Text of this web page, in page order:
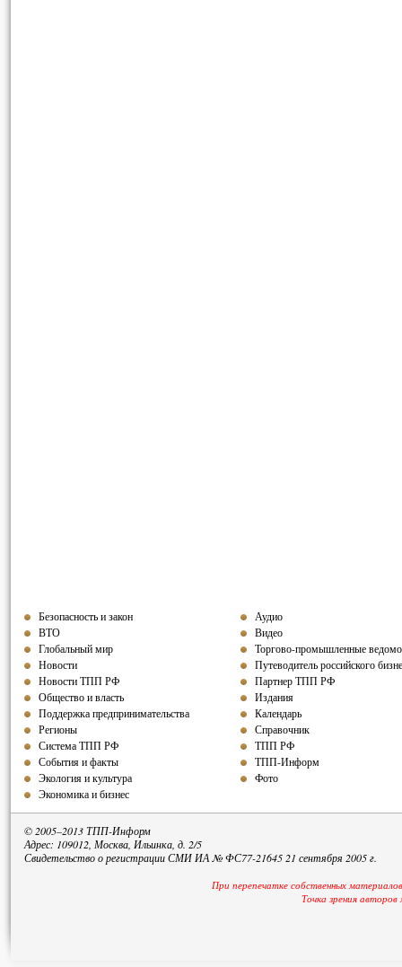
Безопасность и закон
ВТО
Глобальный мир
Новости
Новости ТПП РФ
Общество и власть
Поддержка предпринимательства
Регионы
Система ТПП РФ
События и факты
Экология и культура
Экономика и бизнес
Аудио
Видео
Торгово-промышленные
Путеводитель российского
Партнер ТППРФ
Издания
Календарь
Справочник
ТПП РФ
ТПП-Информ
Фото
© 2005–2013 ТПП-Информ
Адрес: 109012, Москва, Ильинка, д. 2/5
Свидетельство о регистрации СМИ ИА № ФС77-21645 21 сентября 2005 г.
При перепечатке собственных
Точка зрения